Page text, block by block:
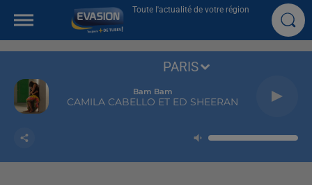
Toute l'actualité de votre région
Bam Bam
CAMILA CABELLO ET ED SHEERAN
PARIS